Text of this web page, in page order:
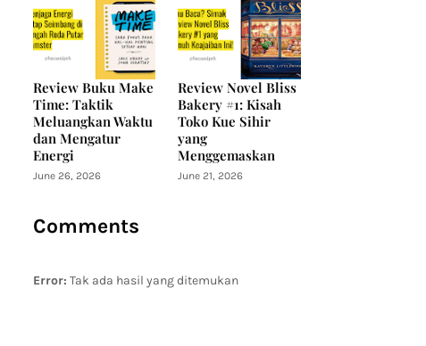
Review Buku Make
Time: Taktik
Meluangkan Waktu
dan Mengatur
Energi
June 26, 2026
Review Novel Bliss
Bakery #1: Kisah
Toko Kue Sihir
yang
Menggemaskan
June 21, 2026
Comments
Error: Tak ada hasil yang ditemukan